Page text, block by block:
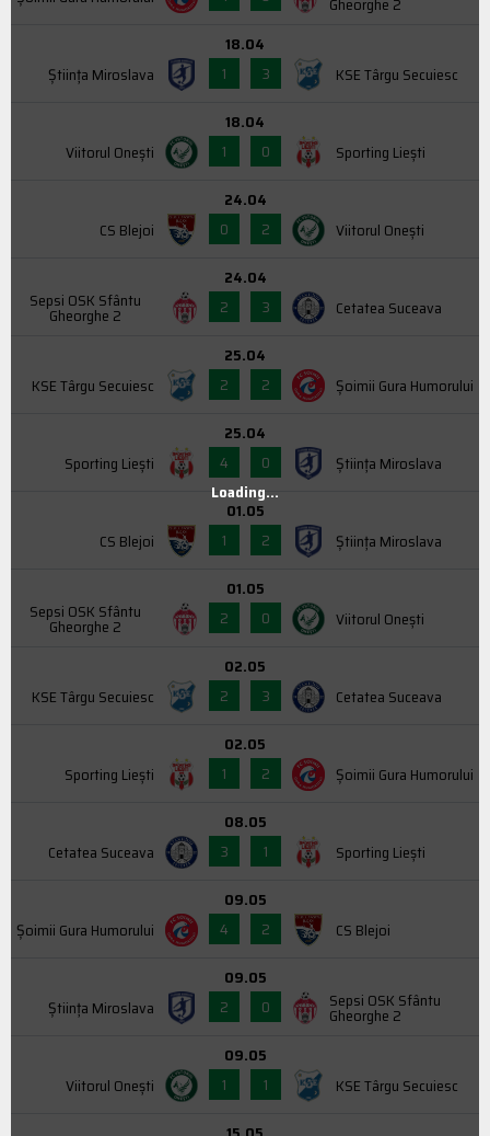
Gheorghe 2
Știința Miroslava
18.04
1
3 KSE Târgu Secuiesc
Viitorul Onești
18.04
1
0 Sporting Liești
CS Blejoi
24.04
0
2 Viitorul Onești
Sepsi OSK Sfântu
Gheorghe 2
24.04
2
3 Cetatea Suceava
KSE Târgu Secuiesc
25.04
2
2 Şoimii Gura Humorului
Sporting Liești
25.04
4
0 Știința Miroslava
CS Blejoi
01.05
1
2 Știința Miroslava
Sepsi OSK Sfântu
Gheorghe 2
01.05
2
0 Viitorul Onești
KSE Târgu Secuiesc
02.05
2
3 Cetatea Suceava
Sporting Liești
02.05
1
2 Şoimii Gura Humorului
Cetatea Suceava
08.05
3
1 Sporting Liești
Şoimii Gura Humorului
09.05
4
2 CS Blejoi
Știința Miroslava
09.05
2
0 Sepsi OSK Sfântu
Gheorghe 2
Viitorul Onești
09.05
1
1 KSE Târgu Secuiesc
Loading...